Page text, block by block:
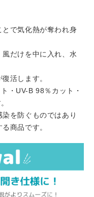
で気化熱が奪われ身
だけを中に入れ、水
活します。
・UV-B 98％カット・
を防ぐものではあり
商品です。